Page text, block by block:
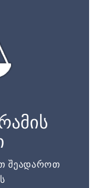
შეადაროთ